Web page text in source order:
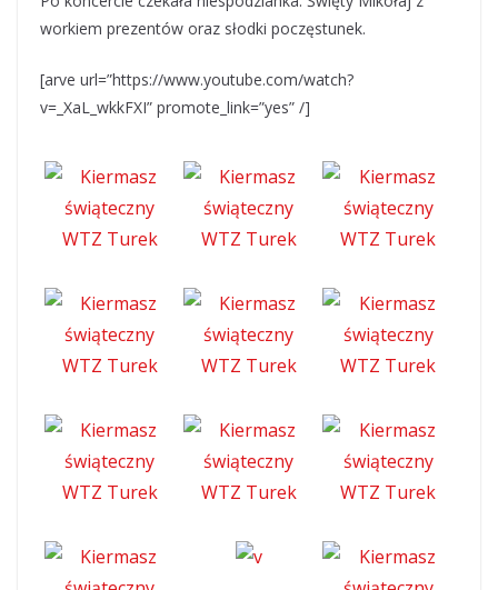
workiem prezentów oraz słodki poczęstunek.
[arve url=”https://www.youtube.com/watch?
v=_XaL_wkkFXI” promote_link=”yes” /]